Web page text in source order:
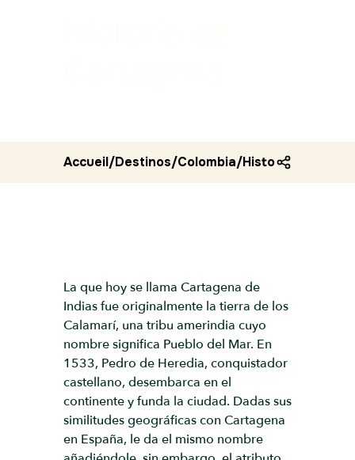
Accueil/Destinos/Colombia/Historia de
La que hoy se llama Cartagena de
Indias fue originalmente la tierra de los
Calamarí, una tribu amerindia cuyo
nombre significa Pueblo del Mar. En
1533, Pedro de Heredia, conquistador
castellano, desembarca en el
continente y funda la ciudad. Dadas sus
similitudes geográficas con Cartagena
en España, le da el mismo nombre